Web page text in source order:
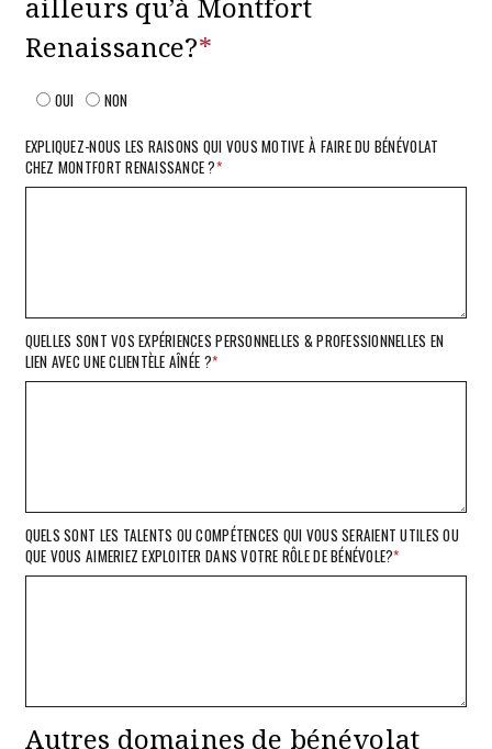
Renaissance?*
OUI NON
EXPLIQUEZ-NOUS LES RAISONS QUI VOUS MOTIVE À FAIRE DU BÉNÉVOLAT
CHEZ MONTFORT RENAISSANCE ?*
QUELLES SONT VOS EXPÉRIENCES PERSONNELLES & PROFESSIONNELLES EN
LIEN AVEC UNE CLIENTÈLE AÎNÉE ?*
QUELS SONT LES TALENTS OU COMPÉTENCES QUI VOUS SERAIENT UTILES OU
QUE VOUS AIMERIEZ EXPLOITER DANS VOTRE RÔLE DE BÉNÉVOLE?*
Autres domaines de bénévolat